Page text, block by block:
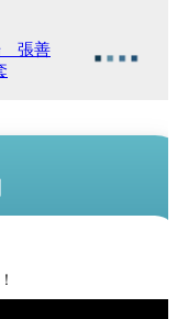
張善